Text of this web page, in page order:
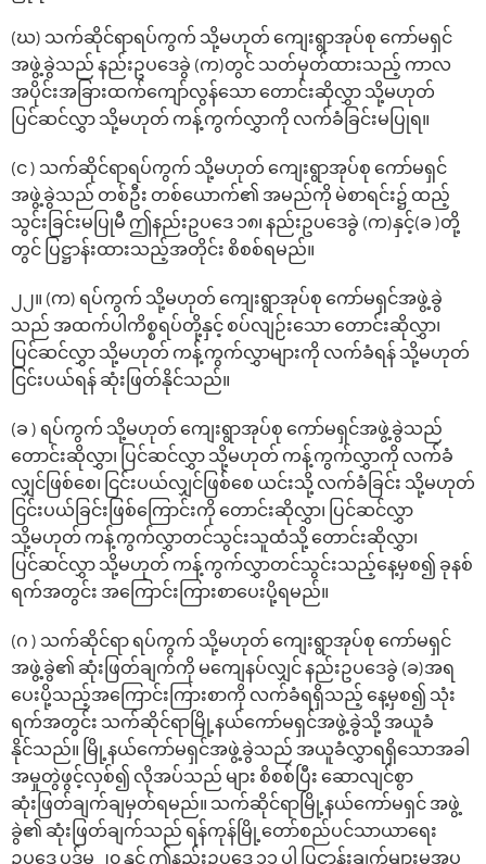
(ဃ) သက်ဆိုင်ရာရပ်ကွက် သို့မဟုတ် ကျေးရွာအုပ်စု ကော်မရှင်
အဖွဲ့ခွဲသည် နည်းဥပဒေခွဲ (က)တွင် သတ်မှတ်ထားသည့် ကာလ
အပိုင်းအခြားထက်ကျော်လွန်သော တောင်းဆိုလွှာ သို့မဟုတ်
ပြင်ဆင်လွှာ သို့မဟုတ် ကန့်ကွက်လွှာကို လက်ခံခြင်းမပြုရ။
(င ) သက်ဆိုင်ရာရပ်ကွက် သို့မဟုတ် ကျေးရွာအုပ်စု ကော်မရှင်
အဖွဲ့ခွဲသည် တစ်ဦး တစ်ယောက်၏ အမည်ကို မဲစာရင်း၌ ထည့်
သွင်းခြင်းမပြုမီ ဤနည်းဥပဒေ ၁၈၊ နည်းဥပဒေခွဲ (က)နှင့်(ခ )တို့
တွင် ပြဋ္ဌာန်းထားသည့်အတိုင်း စိစစ်ရမည်။
၂၂။ (က) ရပ်ကွက် သို့မဟုတ် ကျေးရွာအုပ်စု ကော်မရှင်အဖွဲ့ခွဲ
သည် အထက်ပါကိစ္စရပ်တို့နှင့် စပ်လျဉ်းသော တောင်းဆိုလွှာ၊
ပြင်ဆင်လွှာ သို့မဟုတ် ကန့်ကွက်လွှာများကို လက်ခံရန် သို့မဟုတ်
ငြင်းပယ်ရန် ဆုံးဖြတ်နိုင်သည်။
(ခ ) ရပ်ကွက် သို့မဟုတ် ကျေးရွာအုပ်စု ကော်မရှင်အဖွဲ့ခွဲသည်
တောင်းဆိုလွှာ၊ ပြင်ဆင်လွှာ သို့မဟုတ် ကန့်ကွက်လွှာကို လက်ခံ
လျှင်ဖြစ်စေ၊ ငြင်းပယ်လျှင်ဖြစ်စေ ယင်းသို့ လက်ခံခြင်း သို့မဟုတ်
ငြင်းပယ်ခြင်းဖြစ်ကြောင်းကို တောင်းဆိုလွှာ၊ ပြင်ဆင်လွှာ
သို့မဟုတ် ကန့်ကွက်လွှာတင်သွင်းသူထံသို့ တောင်းဆိုလွှာ၊
ပြင်ဆင်လွှာ သို့မဟုတ် ကန့်ကွက်လွှာတင်သွင်းသည့်နေ့မှစ၍ ခုနစ်
ရက်အတွင်း အကြောင်းကြားစာပေးပို့ရမည်။
(ဂ ) သက်ဆိုင်ရာ ရပ်ကွက် သို့မဟုတ် ကျေးရွာအုပ်စု ကော်မရှင်
အဖွဲ့ခွဲ၏ ဆုံးဖြတ်ချက်ကို မကျေနပ်လျှင် နည်းဥပဒေခွဲ (ခ)အရ
ပေးပို့သည့်အကြောင်းကြားစာကို လက်ခံရရှိသည့် နေ့မှစ၍ သုံး
ရက်အတွင်း သက်ဆိုင်ရာမြို့နယ်ကော်မရှင်အဖွဲ့ခွဲသို့ အယူခံ
နိုင်သည်။ မြို့နယ်ကော်မရှင်အဖွဲ့ခွဲသည် အယူခံလွှာရရှိသောအခါ
အမှုတွဲဖွင့်လှစ်၍ လိုအပ်သည် များ စိစစ်ပြီး ဆောလျင်စွာ
ဆုံးဖြတ်ချက်ချမှတ်ရမည်။ သက်ဆိုင်ရာမြို့နယ်ကော်မရှင် အဖွဲ့
ခွဲ၏ ဆုံးဖြတ်ချက်သည် ရန်ကုန်မြို့တော်စည်ပင်သာယာရေး
ဥပဒေ ပုဒ်မ ၂၀ နှင့် ဤနည်းဥပဒေ ၁၁ ပါ ပြဋ္ဌာန်းချက်များမှအပ